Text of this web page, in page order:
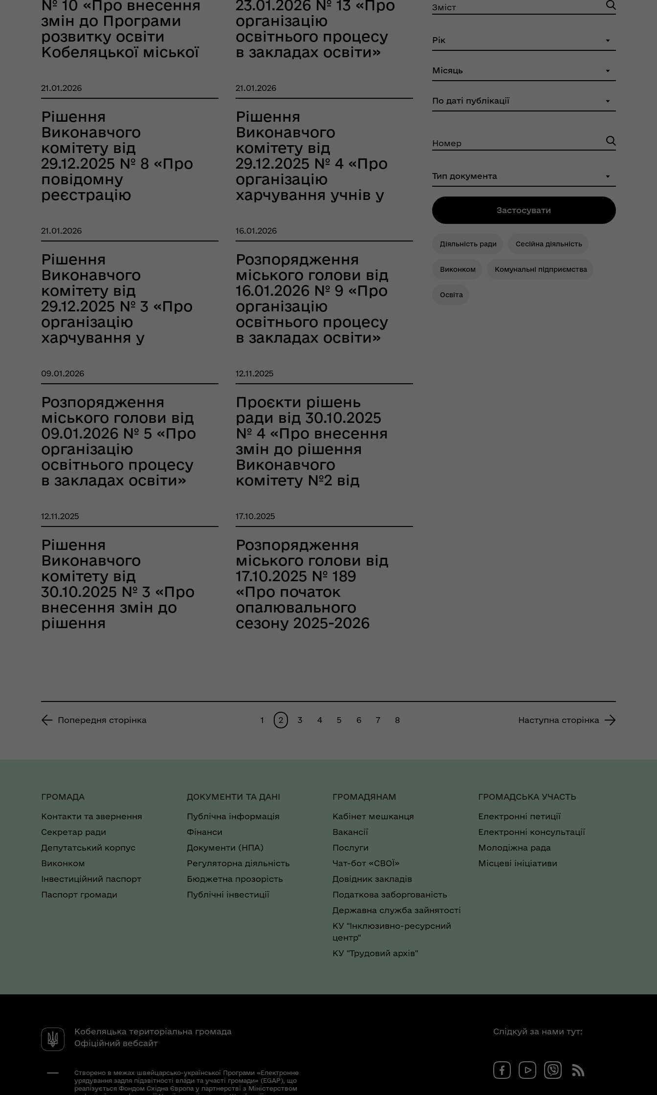
Пункти незламності та
Дії населення при
небезпечних подіях та
Безоплатна правнича
Координаційний штаб з
питань поводження з
військовополоненими
№ 10 «Про внесення
змін до Програми
розвитку освіти
Кобеляцької міської
громади на 2026-
2028 роки»
23.01.2026 № 13 «Про
організацію
освітнього процесу
в закладах освіти»
21.01.2026
Рішення
Виконавчого
комітету від
29.12.2025 № 8 «Про
повідомну
реєстрацію
договору,
укладеного між
Управлінням освіти,
культури, туризму,
молоді та спорту
Кобеляцької міської
ради та
Кобеляцькою
районною
організацією
профспілки
працівників
культури на 2025-
2030 роки»
21.01.2026
Рішення
Виконавчого
комітету від
29.12.2025 № 4 «Про
організацію
харчування учнів у
середньої освіти
Кобеляцької міської
ради на 2026 рік»
21.01.2026
Рішення
Виконавчого
комітету від
29.12.2025 № 3 «Про
організацію
харчування у
освіти Кобеляцької
міської ради на 2026
рік»
16.01.2026
Розпорядження
міського голови від
16.01.2026 № 9 «Про
організацію
освітнього процесу
в закладах освіти»
09.01.2026
Розпорядження
міського голови від
09.01.2026 № 5 «Про
організацію
освітнього процесу
в закладах освіти»
12.11.2025
Проєкти рішень
ради від 30.10.2025
№ 4 «Про внесення
змін до рішення
Виконавчого
комітету №2 від
організацію
харчування у
закладах дошкільної
освіти Кобеляцької
міської ради на 2025
рік» та викладення
його в новій
редакції»
12.11.2025
Рішення
Виконавчого
комітету від
30.10.2025 № 3 «Про
внесення змін до
рішення
харчування учнів у
закладах загальної
новій редакції»
17.10.2025
Розпорядження
міського голови від
17.10.2025 № 189
«Про початок
опалювального
сезону 2025-2026
та професійної
освіти на території
Кобеляцької
Зміст
Номер
Застосувати
Діяльність ради Сесійна діяльність
Виконком Комунальні підприємства
Освіта
Попередня сторінка 1 2 3 4 5 6 7 8 Наступна сторінка
ГРОМАДА
Контакти та звернення
Секретар ради
Депутатський корпус
Виконком
Інвестиційний паспорт
Паспорт громади
ДОКУМЕНТИ ТА ДАНІ
Публічна інформація
Фінанси
Документи (НПА)
Регуляторна діяльність
Бюджетна прозорість
Публічні інвестиції
ГРОМАДЯНАМ
Кабінет мешканця
Вакансії
Послуги
Чат-бот «СВОЇ»
Довідник закладів
Податкова заборгованість
Державна служба зайнятості
КУ "Інклюзивно-ресурсний
центр"
КУ "Трудовий архів"
ГРОМАДСЬКА УЧАСТЬ
Електронні петиції
Електронні консультації
Молодіжна рада
Місцеві ініціативи
Кобеляцька територіальна громада
Офіційний вебсайт
Створено в межах швейцарсько-української Програми «Електронне
урядування задля підзвітності влади та участі громади» (EGAP), що
реалізується Фондом Східна Європа у партнерстві з Міністерством
Слідкуй за нами тут: